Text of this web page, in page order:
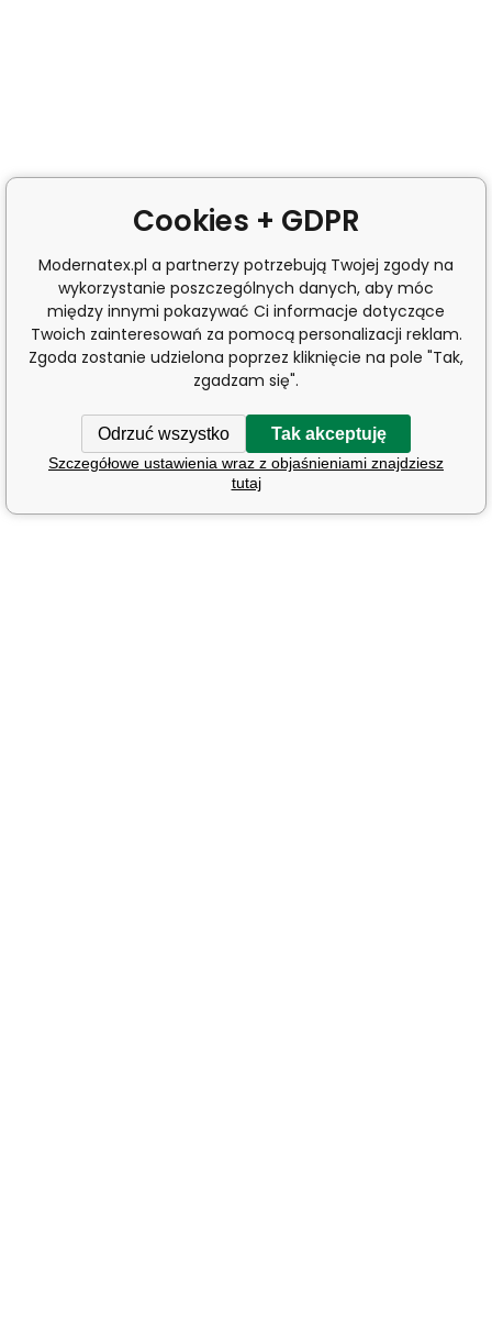
Cookies + GDPR
Modernatex.pl a partnerzy potrzebują Twojej zgody na
wykorzystanie poszczególnych danych, aby móc
między innymi pokazywać Ci informacje dotyczące
Twoich zainteresowań za pomocą personalizacji reklam.
Zgoda zostanie udzielona poprzez kliknięcie na pole "Tak,
zgadzam się".
Odrzuć wszystko Tak akceptuję
Szczegółowe ustawienia wraz z objaśnieniami znajdziesz
tutaj